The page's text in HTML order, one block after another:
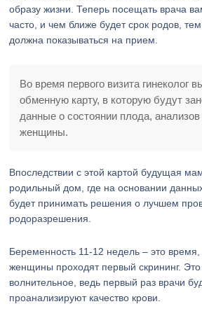
образу жизни. Теперь посещать врача
часто, и чем ближе будет срок родов,
должна показываться на прием.
Во время первого визита гинеколог
обменную карту, в которую будут
данные о состоянии плода,
женщины.
Впоследствии с этой картой будущая
родильный дом, где на основании
будет принимать решения о лучшем
родоразрешения.
Беременность 11-12 недель – это время,
женщины проходят первый скрининг.
волнительное, ведь первый раз врачи
проанализируют качество крови.